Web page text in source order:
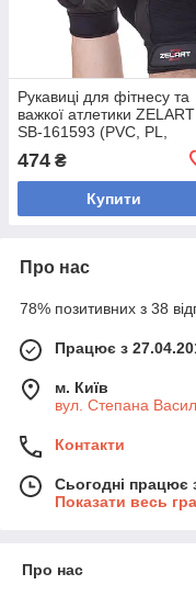
Рукавиці для фітнесу та
важкої атлетики ZELART
SB-161593 (PVC, PL,
відкриті пальці, р-р S-
чорний)
474 ₴
Купити
Про нас
78% позитивних з 38
Працює з
м. Київ
вул. Степана
Контакти
Сьогодні працює
Показати весь
Про нас